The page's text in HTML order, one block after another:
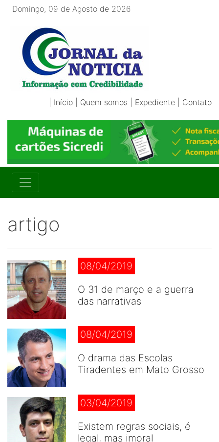
Domingo, 09 de Agosto de 2026
Início Quem somos Expediente Contato
artigo
08/04/2019
O 31 de março e a guerra
das narrativas
08/04/2019
O drama das Escolas
Tiradentes em Mato Grosso
03/04/2019
Existem regras sociais, é
legal, mas imoral